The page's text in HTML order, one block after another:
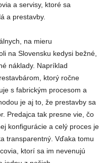
a servisy, ktoré sa
a prestavby.
na mieru
na Slovensku kedysi bežné,
náklady. Napríklad
ktorý ročne
s fabrickým procesom a
je aj to, že prestavby sa
Predajca tak presne vie, čo
konfigurácie a celý proces je
transparentný. Vďaka tomu
ktorí sa im nevenujú